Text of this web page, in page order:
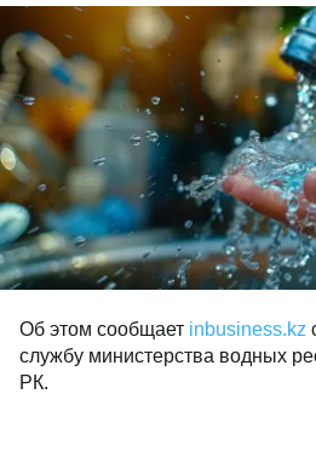
Об этом сообщает inbusiness.kz
службу министерства водных
РК.